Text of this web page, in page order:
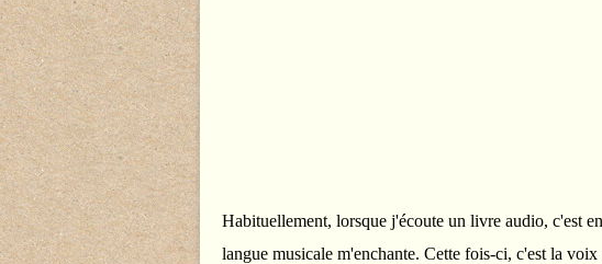
Habituellement, lorsque j'écoute un livre audio, c'est
langue musicale m'enchante. Cette fois-ci, c'est la